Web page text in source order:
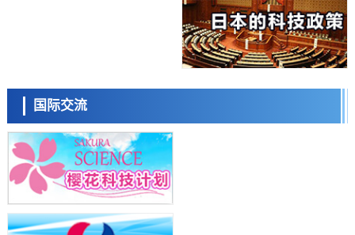
日本发布《令和8年版科学技术与创新白皮书》，解读第七期基本计划
科学研究
东京都健康长寿医疗中心跨器官揭示衰老过程中的糖链变化
科学研究
产总研无需石油利用松脂制备石墨前驱体，可作为电池电极材料
科学研究
东京大学和海上保安厅等发现南海海槽沿线板块边界锁定状态存在区域
差异
政策
国际交流